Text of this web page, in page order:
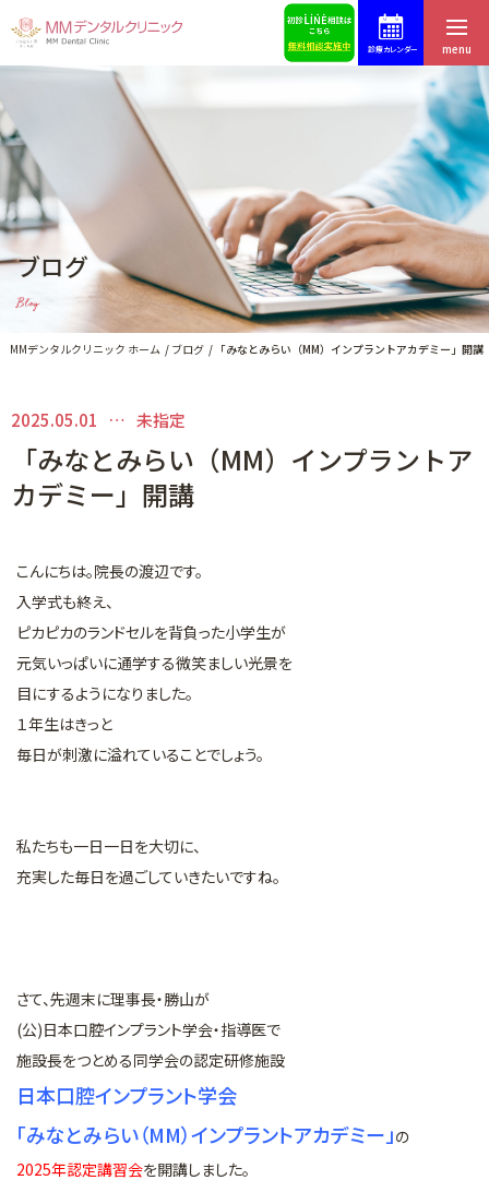
診療カレンダー menu
ブログ
Blog
MMデンタルクリニック ホーム ブログ 「みなとみらい（MM）インプラントアカデミー」開講
2025.05.01 未指定
「みなとみらい（MM）インプラントア
カデミー」開講
こんにちは。院長の渡辺です。
入学式も終え、
ピカピカのランドセルを背負った小学生が
元気いっぱいに通学する微笑ましい光景を
目にするようになりました。
１年生はきっと
毎日が刺激に溢れていることでしょう。
私たちも一日一日を大切に、
充実した毎日を過ごしていきたいですね。
さて、先週末に理事長・勝山が
(公)日本口腔インプラント学会・指導医で
施設長をつとめる同学会の認定研修施設
日本口腔インプラント学会
「みなとみらい（MM）インプラントアカデミー」の
2025年認定講習会を開講しました。
ホーム
はじめての方へ
医院紹介・アクセス
スタッフ紹介
料金表
スタッフ募集
予約・お問合せ
ブログ
歯科コラム
インプラントによる治療
マイクロスコープを用いた治療
審美的治療
予防・メインテナンス
一般診療